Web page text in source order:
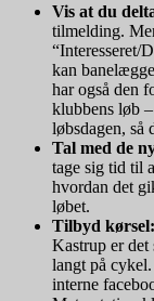
Vis at du
tilmelding.
“Interesseret/
kan
har også den
klubbens løb
løbsdagen, så
Tal med de
tage sig tid til
hvordan det
løbet.
Tilbyd kørsel:
Kastrup er
langt på
interne